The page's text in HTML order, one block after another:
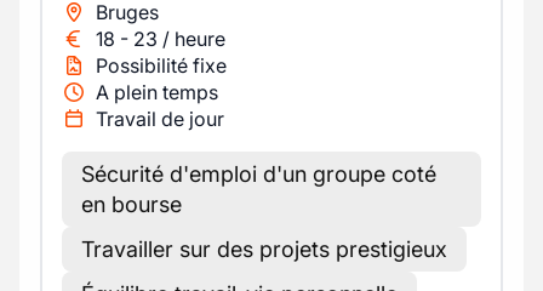
Bruges
18 - 23 / heure
Possibilité fixe
A plein temps
Travail de jour
Sécurité d'emploi d'un groupe coté
en bourse
Travailler sur des projets prestigieux